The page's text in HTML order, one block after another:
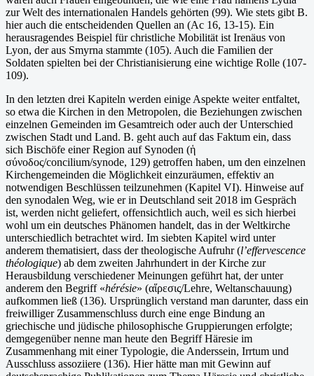
zur Welt des internationalen Handels gehörten (99). Wie stets gibt B.
hier auch die entscheidenden Quellen an (Ac 16, 13-15). Ein
herausragendes Beispiel für christliche Mobilität ist Irenäus von
Lyon, der aus Smyrna stammte (105). Auch die Familien der
Soldaten spielten bei der Christianisierung eine wichtige Rolle (107-
109).
In den letzten drei Kapiteln werden einige Aspekte weiter entfaltet,
so etwa die Kirchen in den Metropolen, die Beziehungen zwischen
einzelnen Gemeinden im Gesamtreich oder auch der Unterschied
zwischen Stadt und Land. B. geht auch auf das Faktum ein, dass
sich Bischöfe einer Region auf Synoden (ἡ
σύνοδος/concilium/synode, 129) getroffen haben, um den einzelnen
Kirchengemeinden die Möglichkeit einzuräumen, effektiv an
notwendigen Beschlüssen teilzunehmen (Kapitel VI). Hinweise auf
den synodalen Weg, wie er in Deutschland seit 2018 im Gespräch
ist, werden nicht geliefert, offensichtlich auch, weil es sich hierbei
wohl um ein deutsches Phänomen handelt, das in der Weltkirche
unterschiedlich betrachtet wird. Im siebten Kapitel wird unter
anderem thematisiert, dass der theologische Aufruhr (l’effervescence
théologique) ab dem zweiten Jahrhundert in der Kirche zur
Herausbildung verschiedener Meinungen geführt hat, der unter
anderem den Begriff «hérésie» (αἵρεσις/Lehre, Weltanschauung)
aufkommen ließ (136). Ursprünglich verstand man darunter, dass ein
freiwilliger Zusammenschluss durch eine enge Bindung an
griechische und jüdische philosophische Gruppierungen erfolgte;
demgegenüber nenne man heute den Begriff Häresie im
Zusammenhang mit einer Typologie, die Anderssein, Irrtum und
Ausschluss assoziiere (136). Hier hätte man mit Gewinn auf